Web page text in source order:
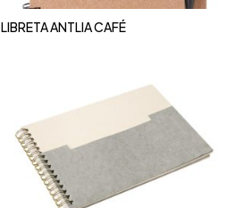
LIBRETA ANTLIA CAFÉ